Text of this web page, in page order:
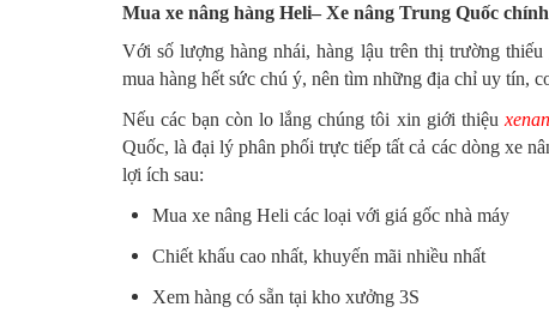
Mua xe nâng hàng Heli– Xe nâng Trung Quốc
Với số lượng hàng nhái, hàng lậu trên thị trường
mua hàng hết sức chú ý, nên tìm những địa chỉ uy tín,
Nếu các bạn còn lo lắng chúng tôi xin giới thiệu
Quốc, là đại lý phân phối trực tiếp tất cả các dòng xe
lợi ích sau:
Mua xe nâng Heli các loại với giá gốc nhà máy
Chiết khấu cao nhất, khuyến mãi nhiều nhất
Xem hàng có sẵn tại kho xưởng 3S